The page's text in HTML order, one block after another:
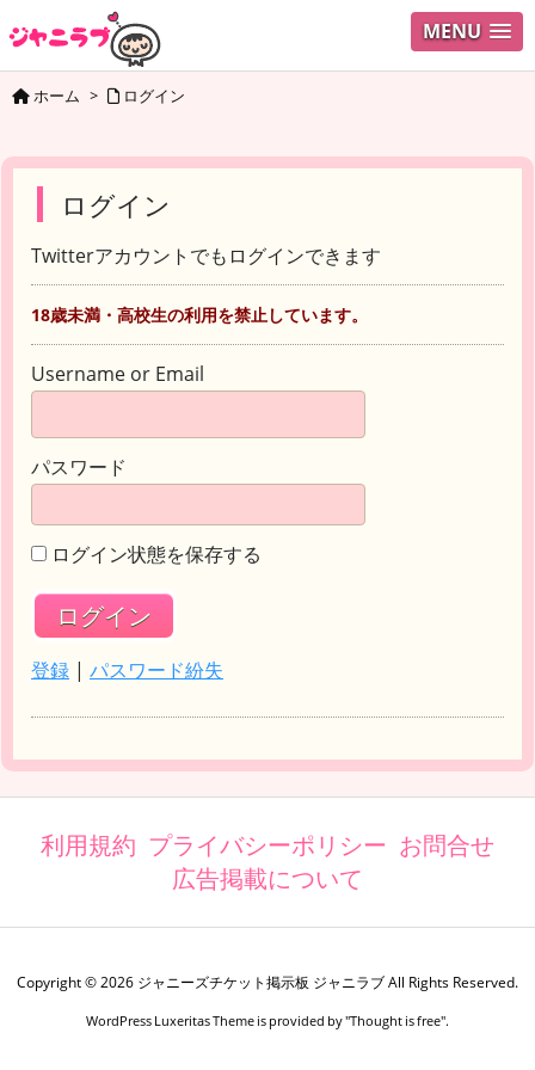
MENU
ホーム > ログイン
ログイン
Twitterアカウントでもログインできます
18歳未満・高校生の利用を禁止しています。
Username or Email
パスワード
ログイン状態を保存する
登録 | パスワード紛失
利用規約 プライバシーポリシー お問合せ
広告掲載について
Copyright ©2026 ジャニーズチケット掲示板 ジャニラブAll Rights Reserved.
WordPress Luxeritas Theme is provided by "Thought is free".